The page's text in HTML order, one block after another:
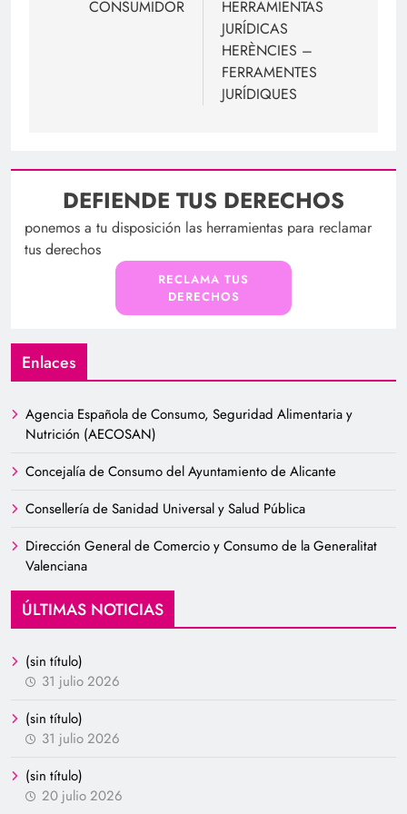
entradas
CONSUMIDOR
HERRAMIENTAS
JURÍDICAS
HERÈNCIES –
FERRAMENTES
JURÍDIQUES
DEFIENDE TUS DERECHOS
ponemos a tu disposición las herramientas para reclamar
tus derechos
RECLAMA TUS
DERECHOS
Enlaces
Agencia Española de Consumo, Seguridad Alimentaria y
Nutrición (AECOSAN)
Concejalía de Consumo del Ayuntamiento de Alicante
Consellería de Sanidad Universal y Salud Pública
Dirección General de Comercio y Consumo de la Generalitat
Valenciana
ÚLTIMAS NOTICIAS
(sin título)
31 julio 2026
(sin título)
31 julio 2026
(sin título)
20 julio 2026